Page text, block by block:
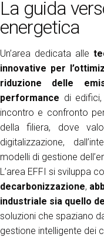
ESPONI A KEY27
AREA RISERVATA
person
La guida
energetica
Un’area dedicata alle
innovative per
riduzione delle
performance di
incontro e confronto
della filiera, dove
digitalizzazione,
modelli di gestione
L’area EFFI si sviluppa
decarbonizzazione,
industriale sia quello
soluzioni che spaziano
gestione intelligente dei